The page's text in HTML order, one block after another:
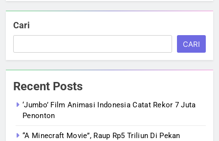
Cari
CARI
Recent Posts
‘Jumbo’ Film Animasi Indonesia Catat Rekor 7 Juta
Penonton
“A Minecraft Movie”, Raup Rp5 Triliun Di Pekan